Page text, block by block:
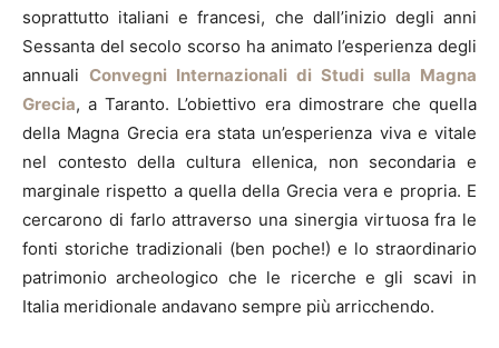
soprattutto italiani e francesi, che dall’inizio degli anni
Sessanta del secolo scorso ha animato l’esperienza degli
annuali Convegni Internazionali di Studi sulla Magna
Grecia, a Taranto. L’obiettivo era dimostrare che quella
della Magna Grecia era stata un’esperienza viva e vitale
nel contesto della cultura ellenica, non secondaria e
marginale rispetto a quella della Grecia vera e propria. E
cercarono di farlo attraverso una sinergia virtuosa fra le
fonti storiche tradizionali (ben poche!) e lo straordinario
patrimonio archeologico che le ricerche e gli scavi in
Italia meridionale andavano sempre più arricchendo.